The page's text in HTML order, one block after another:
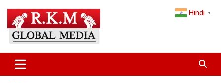
content
Latest Hindi News & Breaking
News – RKM Global Media
and the World
Hindi ▼